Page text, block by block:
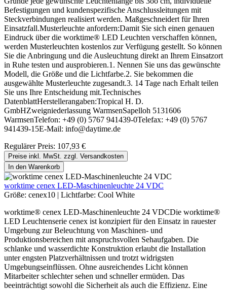
Befestigungen und kundenspezifische Anschlussleitungen mit
Steckverbindungen realisiert werden. Maßgeschneidert für Ihren
Einsatzfall.Musterleuchte anfordern:Damit Sie sich einen genauen
Eindruck über die worktime® LED Leuchten verschaffen können,
werden Musterleuchten kostenlos zur Verfügung gestellt. So können
Sie die Anbringung und die Ausleuchtung direkt an Ihrem Einsatzort
in Ruhe testen und ausprobieren.1. Nennen Sie uns das gewünschte
Modell, die Größe und die Lichtfarbe.2. Sie bekommen die
ausgewählte Musterleuchte zugesandt.3. 14 Tage nach Erhalt teilen
Sie uns Ihre Entscheidung mit.Technisches
DatenblattHerstellerangaben:Tropical H. D.
GmbHZweigniederlassung WarmsenSapelloh 5131606
WarmsenTelefon: +49 (0) 5767 941439-0Telefax: +49 (0) 5767
941439-15E-Mail: info@daytime.de
Regulärer Preis: 107,93 €
Preise inkl. MwSt. zzgl. Versandkosten
In den Warenkorb
worktime cenex LED-Maschinenleuchte 24 VDC
Größe: cenex10 | Lichtfarbe: Cool White
worktime® cenex LED-Maschinenleuchte 24 VDCDie worktime®
LED Leuchtenserie cenex ist konzipiert für den Einsatz in rauester
Umgebung zur Beleuchtung von Maschinen- und
Produktionsbereichen mit anspruchsvollen Sehaufgaben. Die
schlanke und wasserdichte Konstruktion erlaubt die Installation
unter engsten Platzverhältnissen und trotzt widrigsten
Umgebungseinflüssen. Ohne ausreichendes Licht können
Mitarbeiter schlechter sehen und schneller ermüden. Das
beeinträchtigt sowohl die Sicherheit als auch die Effizienz. Eine